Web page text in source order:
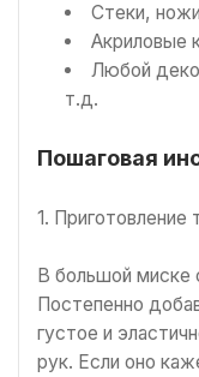
Стеки,
Акриловые
Любой
т.д.
Пошаговая
1. Приготовление
В большой миске
Постепенно
густое и
рук. Если оно